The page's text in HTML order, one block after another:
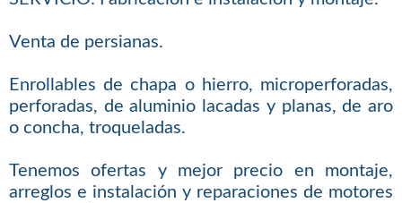
Venta de persianas.
Enrollables de chapa o hierro, microperforadas,
perforadas, de aluminio lacadas y planas, de aro
o concha, troqueladas.
Tenemos ofertas y mejor precio en montaje,
arreglos e instalación y reparaciones de motores